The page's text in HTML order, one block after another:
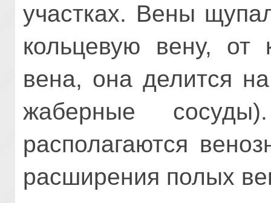
участках. Вены
кольцевую вену, от
вена, она делится
жаберные
располагаются
расширения полых